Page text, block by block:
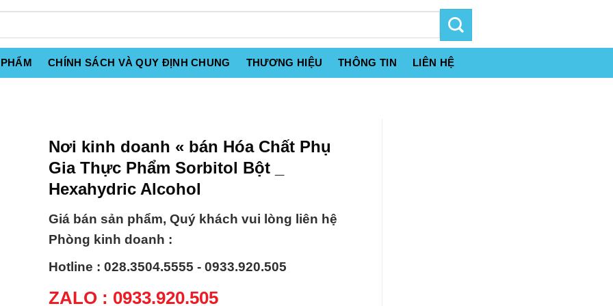
CHÍNH SÁCH VÀ QUY ĐỊNH CHUNG THƯƠNG HIỆU THÔNG TIN LIÊN HỆ
Nơi kinh doanh « bán Hóa Chất Phụ
Gia Thực Phẩm Sorbitol Bột _
Hexahydric Alcohol
Giá bán sản phẩm, Quý khách vui lòng liên hệ
Phòng kinh doanh :
Hotline : 028.3504.5555 - 0933.920.505
ZALO : 0933.920.505